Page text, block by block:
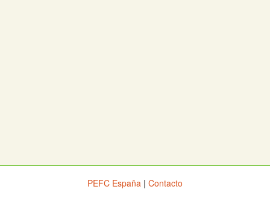
PEFC España | Contacto